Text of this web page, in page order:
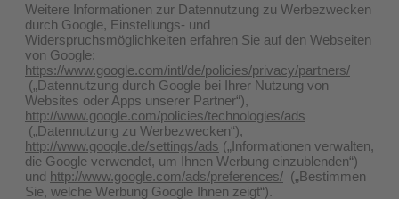
Weitere Informationen zur Datennutzung zu Werbezwecken
durch Google, Einstellungs- und
Widerspruchsmöglichkeiten erfahren Sie auf den Webseiten
von Google:
https://www.google.com/intl/de/policies/privacy/partners/
(„Datennutzung durch Google bei Ihrer Nutzung von
Websites oder Apps unserer Partner“),
http://www.google.com/policies/technologies/ads
(„Datennutzung zu Werbezwecken“),
http://www.google.de/settings/ads („Informationen verwalten,
die Google verwendet, um Ihnen Werbung einzublenden“)
und http://www.google.com/ads/preferences/ („Bestimmen
Sie, welche Werbung Google Ihnen zeigt“).